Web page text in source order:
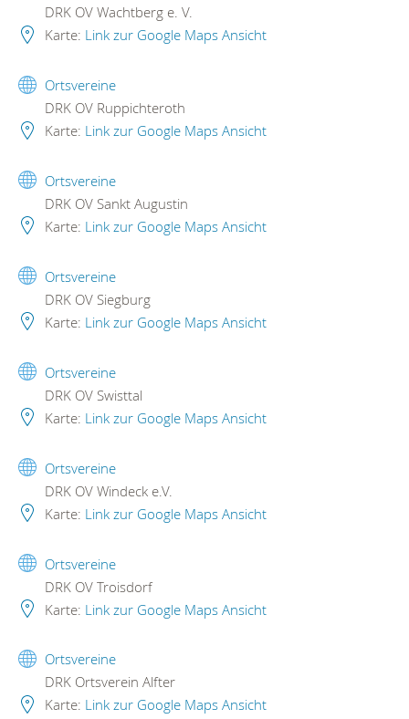
DRK OV Wachtberg e. V.
Karte: Link zur Google Maps Ansicht
Ortsvereine
DRK OV Ruppichteroth
Karte: Link zur Google Maps Ansicht
Ortsvereine
DRK OV Sankt Augustin
Karte: Link zur Google Maps Ansicht
Ortsvereine
DRK OV Siegburg
Karte: Link zur Google Maps Ansicht
Ortsvereine
DRK OV Swisttal
Karte: Link zur Google Maps Ansicht
Ortsvereine
DRK OV Windeck e.V.
Karte: Link zur Google Maps Ansicht
Ortsvereine
DRK OV Troisdorf
Karte: Link zur Google Maps Ansicht
Ortsvereine
DRK Ortsverein Alfter
Karte: Link zur Google Maps Ansicht